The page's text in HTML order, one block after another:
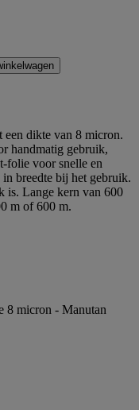
dikte van 8 micron.
handmatig gebruik,
folie voor snelle en
breedte bij het gebruik.
is. Lange kern van 600
m of 600 m.
8 micron - Manutan